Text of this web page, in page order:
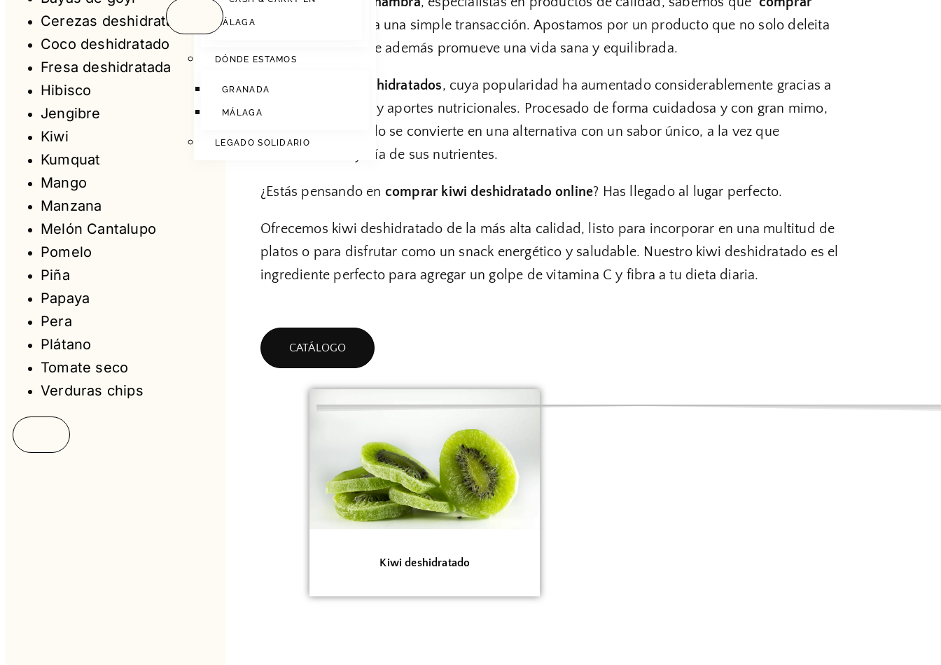
MÁLAGA
DÓNDE ESTAMOS
GRANADA
MÁLAGA
LEGADO SOLIDARIO
Cerezas deshidratadas
Coco deshidratado
Fresa deshidratada
Hibisco
Jengibre
Kiwi
Kumquat
Mango
Manzana
Melón Cantalupo
Pomelo
Piña
Papaya
Pera
Plátano
Tomate seco
Verduras chips
no se reduce a una simple transacción. Apostamos por un producto que no solo deleita
el paladar, sino que además promueve una vida sana y equilibrada.
Nuestros kiwis deshidratados, cuya popularidad ha aumentado considerablemente gracias a
su delicioso sabor y aportes nutricionales. Procesado de forma cuidadosa y con gran mimo,
el kiwi deshidratado se convierte en una alternativa con un sabor único, a la vez que
mantiene la mayoría de sus nutrientes.
¿Estás pensando en comprar kiwi deshidratado online? Has llegado al lugar perfecto.
Ofrecemos kiwi deshidratado de la más alta calidad, listo para incorporar en una multitud de
platos o para disfrutar como un snack energético y saludable. Nuestro kiwi deshidratado es el
ingrediente perfecto para agregar un golpe de vitamina C y fibra a tu dieta diaria.
CATÁLOGO
Kiwi deshidratado